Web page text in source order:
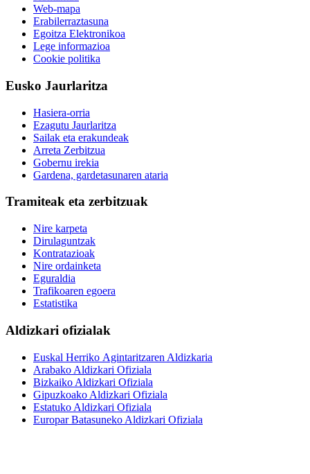
Web-mapa
Erabilerraztasuna
Egoitza Elektronikoa
Lege informazioa
Cookie politika
Eusko Jaurlaritza
Hasiera-orria
Ezagutu Jaurlaritza
Sailak eta erakundeak
Arreta Zerbitzua
Gobernu irekia
Gardena, gardetasunaren ataria
Tramiteak eta zerbitzuak
Nire karpeta
Dirulaguntzak
Kontratazioak
Nire ordainketa
Eguraldia
Trafikoaren egoera
Estatistika
Aldizkari ofizialak
Euskal Herriko Agintaritzaren Aldizkaria
Arabako Aldizkari Ofiziala
Bizkaiko Aldizkari Ofiziala
Gipuzkoako Aldizkari Ofiziala
Estatuko Aldizkari Ofiziala
Europar Batasuneko Aldizkari Ofiziala